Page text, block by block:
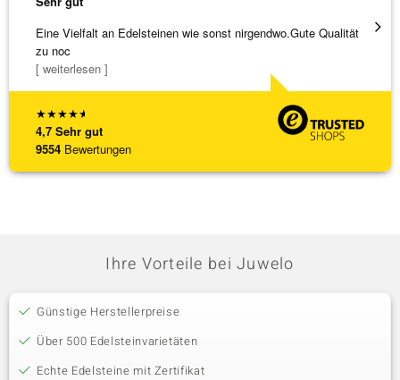
★★★★★
4,7 Sehr gut
9554 Bewertungen
Eine Vielfalt an Edelsteinen wie sonst nirgendwo.Gute Qualität
zu noc
[ weiterlesen ]
Ihre Vorteile bei Juwelo
Günstige Herstellerpreise
Über 500 Edelsteinvarietäten
Echte Edelsteine mit Zertifikat